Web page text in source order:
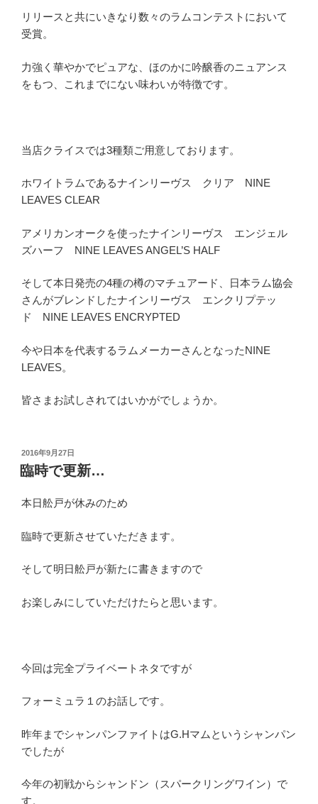
リリースと共にいきなり数々のラムコンテストにおいて
受賞。
力強く華やかでピュアな、ほのかに吟醸香のニュアンス
をもつ、これまでにない味わいが特徴です。
当店クライスでは3種類ご用意しております。
ホワイトラムであるナインリーヴス クリア NINE
LEAVES CLEAR
アメリカンオークを使ったナインリーヴス エンジェル
ズハーフ NINE LEAVES ANGEL’S HALF
そして本日発売の4種の樽のマチュアード、日本ラム協会
さんがブレンドしたナインリーヴス エンクリプテッ
ド NINE LEAVES ENCRYPTED
今や日本を代表するラムメーカーさんとなったNINE
LEAVES。
皆さまお試しされてはいかがでしょうか。
投
稿
日:
2016年9月27日
臨時で更新…
本日舩戸が休みのため
臨時で更新させていただきます。
そして明日舩戸が新たに書きますので
お楽しみにしていただけたらと思います。
今回は完全プライベートネタですが
フォーミュラ１のお話しです。
昨年までシャンパンファイトはG.Hマムというシャンパン
でしたが
今年の初戦からシャンドン（スパークリングワイン）で
す。